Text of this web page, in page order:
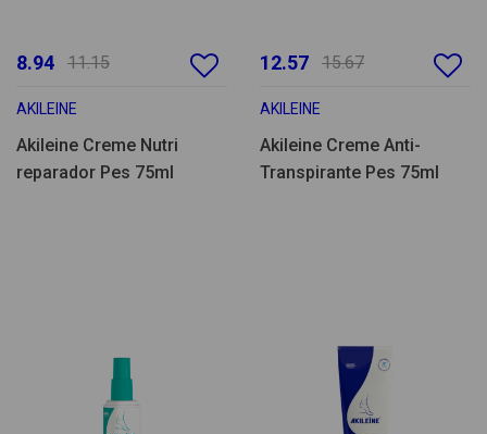
8.94 11.15
AKILEINE
Akileine Creme Nutri
reparador Pes 75ml
12.57 15.67
AKILEINE
Akileine Creme Anti-
Transpirante Pes 75ml